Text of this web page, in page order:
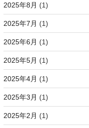
2025年8月 (1)
2025年7月 (1)
2025年6月 (1)
2025年5月 (1)
2025年4月 (1)
2025年3月 (1)
2025年2月 (1)